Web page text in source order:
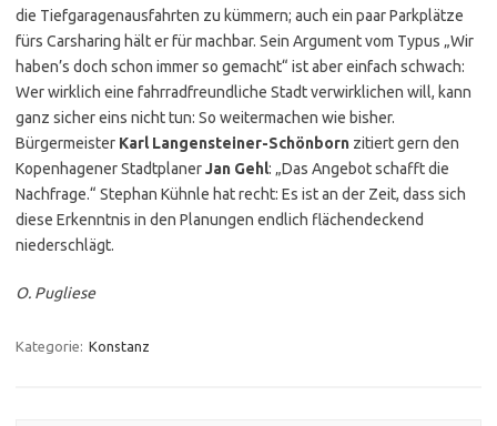
die Tiefgaragenausfahrten zu kümmern; auch ein paar Parkplätze
fürs Carsharing hält er für machbar. Sein Argument vom Typus „Wir
haben’s doch schon immer so gemacht“ ist aber einfach schwach:
Wer wirklich eine fahrradfreundliche Stadt verwirklichen will, kann
ganz sicher eins nicht tun: So weitermachen wie bisher.
Bürgermeister Karl Langensteiner-Schönborn zitiert gern den
Kopenhagener StadtplanerJan Gehl: „Das Angebot schafft die
Nachfrage.“ Stephan Kühnle hat recht: Es ist an der Zeit, dass sich
diese Erkenntnis in den Planungen endlich flächendeckend
niederschlägt.
O. Pugliese
Kategorie: Konstanz